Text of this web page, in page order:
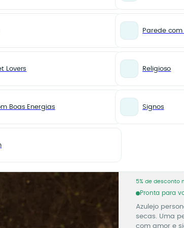
Parede
Lovers Religioso
Boas Energias Signos
com Foto
5% de desconto
Pronta para
Azulejo
secas. Uma
com amor e